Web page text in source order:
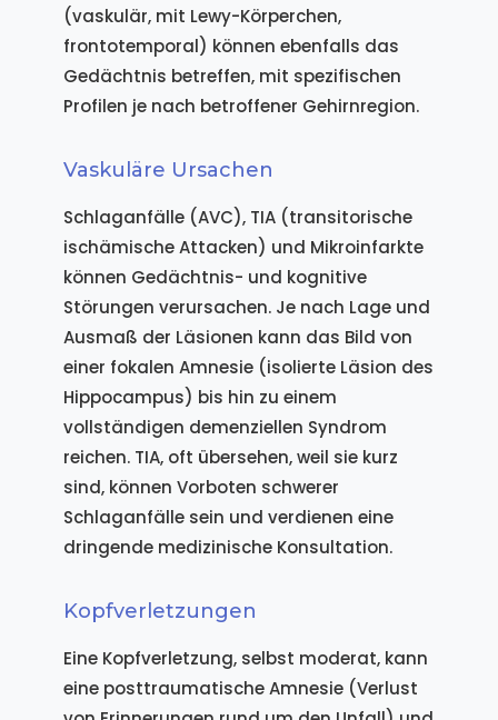
(vaskulär, mit Lewy-Körperchen,
frontotemporal) können ebenfalls das
Gedächtnis betreffen, mit spezifischen
Profilen je nach betroffener Gehirnregion.
Vaskuläre Ursachen
Schlaganfälle (AVC), TIA (transitorische
ischämische Attacken) und Mikroinfarkte
können Gedächtnis- und kognitive
Störungen verursachen. Je nach Lage und
Ausmaß der Läsionen kann das Bild von
einer fokalen Amnesie (isolierte Läsion des
Hippocampus) bis hin zu einem
vollständigen demenziellen Syndrom
reichen. TIA, oft übersehen, weil sie kurz
sind, können Vorboten schwerer
Schlaganfälle sein und verdienen eine
dringende medizinische Konsultation.
Kopfverletzungen
Eine Kopfverletzung, selbst moderat, kann
eine posttraumatische Amnesie (Verlust